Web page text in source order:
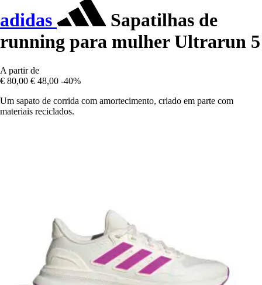
adidas
Sapatilhas de
running para mulher Ultrarun 5
A partir de
€ 80,00 € 48,00 -40%
Um sapato de corrida com amortecimento, criado em parte com
materiais reciclados.